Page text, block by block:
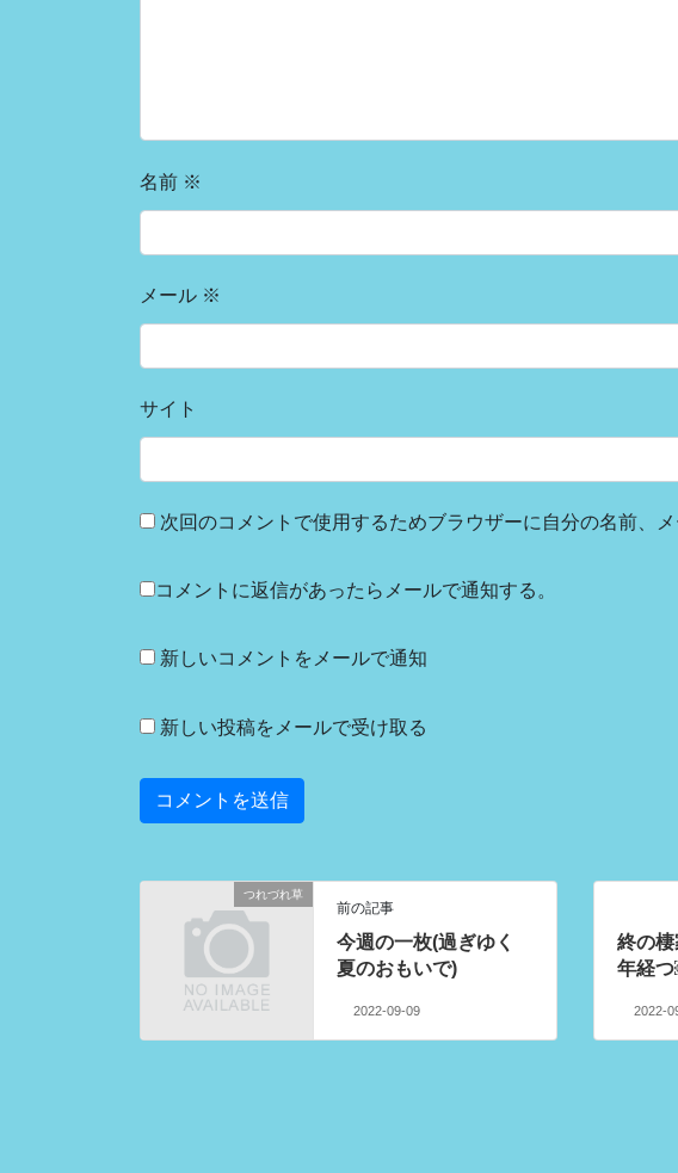
名前 ※
メール ※
サイト
次回のコメントで使用するためブラウザーに自分の名前、
コメントに返信があったらメールで通知する。
新しいコメントをメールで通知
新しい投稿をメールで受け取る
つれづれ草
前の記事
今週の一枚(過ぎゆく
夏のおもいで)
2022-09-09
終の
年経
2022-